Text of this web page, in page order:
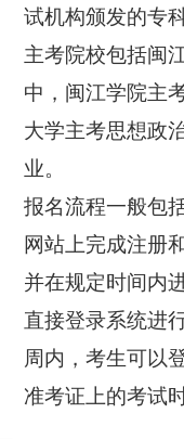
试机构颁发的专
主考院校包括闽
中，闽江学院主
大学主考思想政
业。
报名流程一般包
网站上完成注册
并在规定时间内
直接登录系统进
周内，考生可以
准考证上的考试